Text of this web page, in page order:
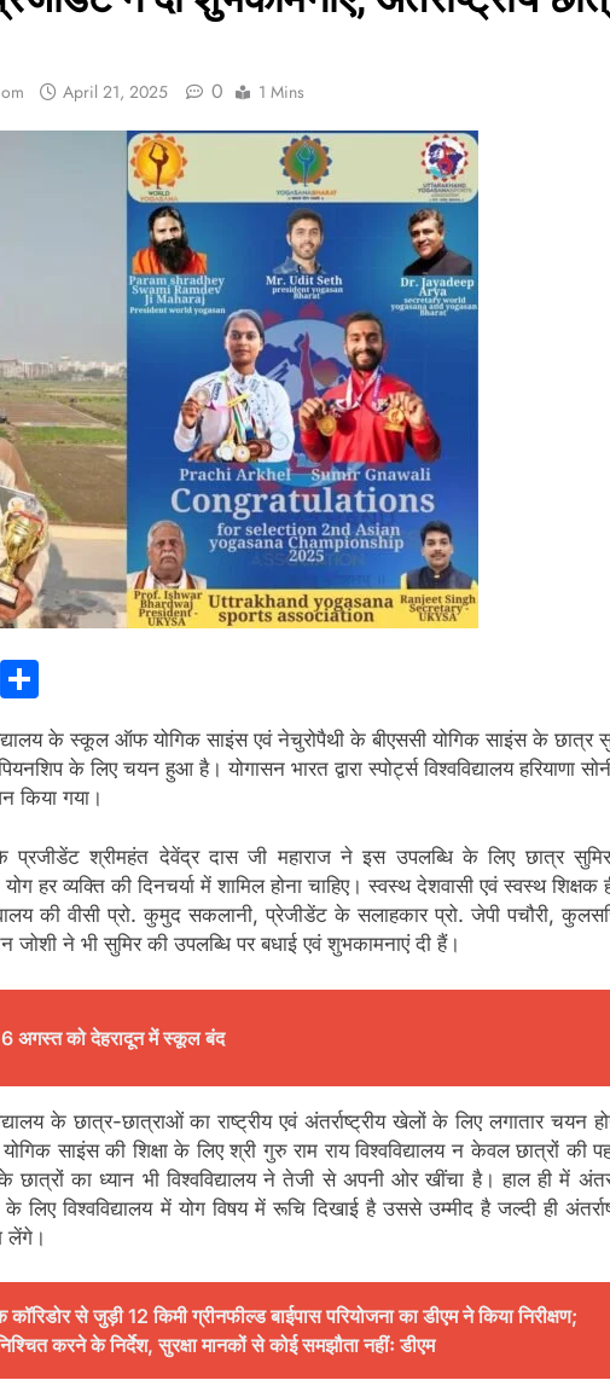
April 21, 2025 0 1 Mins
Email
के स्कूल ऑफ योगिक साइंस एवं नेचुरोपैथी के बीएससी योगिक साइंस के छात्र
के लिए चयन हुआ है। योगासन भारत द्वारा स्पोर्ट्स विश्वविद्यालय हरियाणा
किया गया।
के प्रजीडेंट श्रीमहंत देवेंद्र दास जी महाराज ने इस उपलब्धि के लिए छात्र
हर व्यक्ति की दिनचर्या में शामिल होना चाहिए। स्वस्थ देशवासी एवं स्वस्थ
की वीसी प्रो. कुमुद सकलानी, प्रेजीडेंट के सलाहकार प्रो. जेपी पचौरी,
जोशी ने भी सुमिर की उपलब्धि पर बधाई एवं शुभकामनाएं दी हैं।
6 अगस्त को देहरादून में स्कूल बंद
के छात्र-छात्राओं का राष्ट्रीय एवं अंतर्राष्ट्रीय खेलों के लिए लगातार चयन
साइंस की शिक्षा के लिए श्री गुरु राम राय विश्वविद्यालय न केवल छात्रों की
के छात्रों का ध्यान भी विश्वविद्यालय ने तेजी से अपनी ओर खींचा है। हाल ही में
लिए विश्वविद्यालय में योग विषय में रूचि दिखाई है उससे उम्मीद है जल्दी ही
लेंगे।
कॉरिडोर से जुड़ी 12 किमी ग्रीनफील्ड बाईपास परियोजना का डीएम ने किया निरीक्षण;
करने के निर्देश, सुरक्षा मानकों से कोई समझौता नहींः डीएम